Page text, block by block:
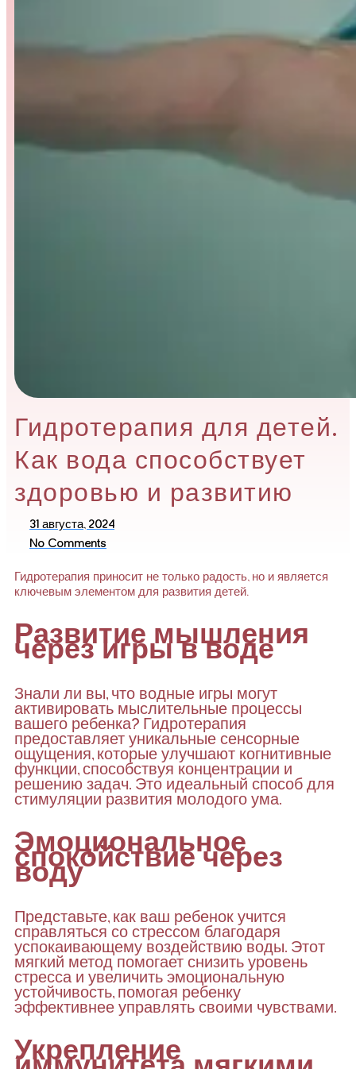
Гидротерапия для детей.
Как вода способствует
здоровью и развитию
31 августа, 2024
No Comments
Гидротерапия приносит не только радость, но и является
ключевым элементом для развития детей.
Развитие мышления
через игры в воде
Знали ли вы, что водные игры могут
активировать мыслительные процессы
вашего ребенка? Гидротерапия
предоставляет уникальные сенсорные
ощущения, которые улучшают когнитивные
функции, способствуя концентрации и
решению задач. Это идеальный способ для
стимуляции развития молодого ума.
Эмоциональное
спокойствие через
воду
Представьте, как ваш ребенок учится
справляться со стрессом благодаря
успокаивающему воздействию воды. Этот
мягкий метод помогает снизить уровень
стресса и увеличить эмоциональную
устойчивость, помогая ребенку
эффективнее управлять своими чувствами.
Укрепление